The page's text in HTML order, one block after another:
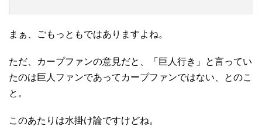
まぁ、ごもっともではありますよね。
ただ、カープファンの意見だと、「巨人行き」と言ってい
たのは巨人ファンであってカープファンではない、とのこ
と。
このあたりは水掛け論ですけどね。